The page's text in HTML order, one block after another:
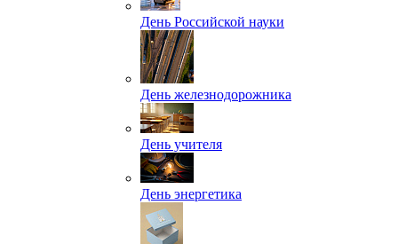
День Российской науки
День железнодорожника
День учителя
День энергетика